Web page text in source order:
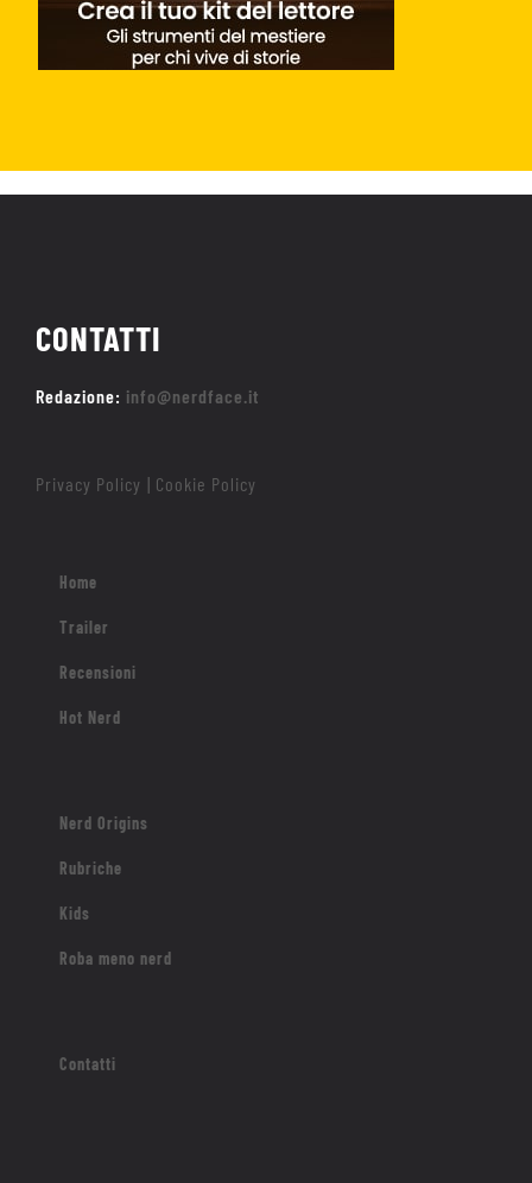
CONTATTI
Redazione: info@nerdface.it
Privacy Policy | Cookie Policy
Home
Trailer
Recensioni
Hot Nerd
Nerd Origins
Rubriche
Kids
Roba meno nerd
Contatti